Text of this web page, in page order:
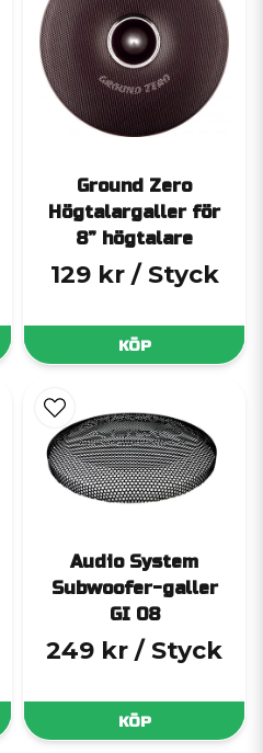
Ground Zero
Högtalargaller för
8” högtalare
129 kr / Styck
KÖP
Audio System
Subwoofer-galler
GI 08
249 kr / Styck
KÖP